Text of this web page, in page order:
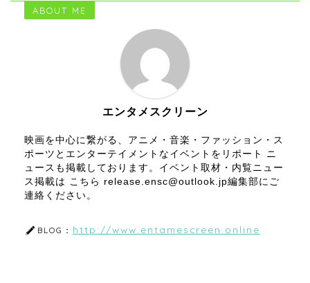
ABOUT ME
エンタメスクリーン
映画を中心に繋がる、アニメ・音楽・ファッション・ス
ポーツとエンターテイメントなイベントをリポート ニ
ュースも掲載しております。イベント取材・内覧ニュー
ス掲載は こちら release.ensc@outlook.jp編集部にご
連絡ください。
BLOG： http://www.entamescreen.online